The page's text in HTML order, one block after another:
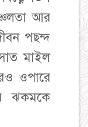
আর
পছন্দ
মাইল
ওপারে
ঝকমকে